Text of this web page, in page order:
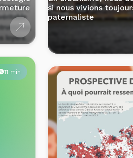
11 min